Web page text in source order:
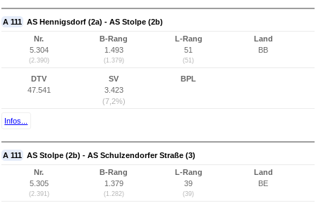
A 111 AS Hennigsdorf (2a) - AS Stolpe (2b)
Nr.
5.304
(2.390)
B-Rang
1.493
(1.379)
L-Rang
51
(51)
Land
BB
DTV
47.541
SV
3.423
(7,2%)
BPL
Infos...
A 111 AS Stolpe (2b) - AS Schulzendorfer Straße (3)
Nr.
5.305
(2.391)
B-Rang
1.379
(1.282)
L-Rang
39
(39)
Land
BE